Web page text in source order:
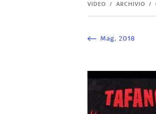
VIDEO ARCHIVIO
Mag, 2018